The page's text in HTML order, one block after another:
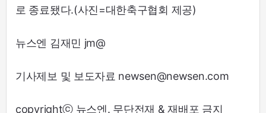
로 종료됐다.(사진=대한축구협회 제공)
뉴스엔 김재민 jm@
기사제보 및 보도자료 newsen@newsen.com
copyrightⓒ 뉴스엔. 무단전재 & 재배포 금지